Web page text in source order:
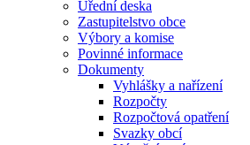
Úřední deska
Zastupitelstvo obce
Výbory a komise
Povinné informace
Dokumenty
Vyhlášky a nařízení
Rozpočty
Rozpočtová opatření
Svazky obcí